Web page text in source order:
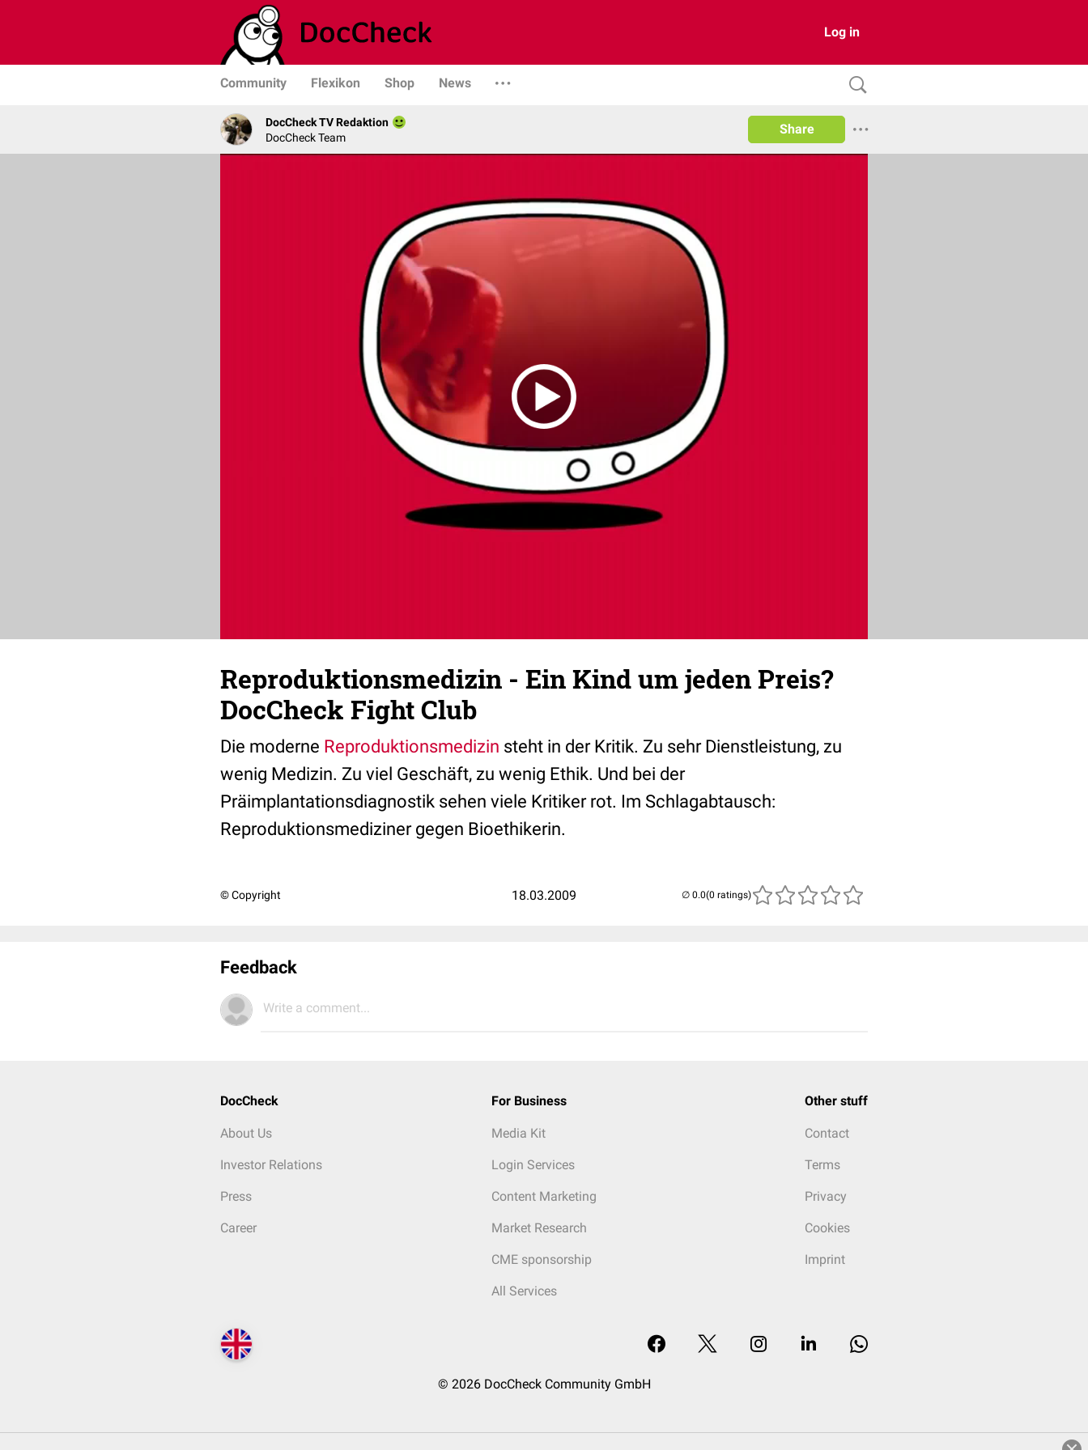
Log in
Community Flexikon Shop News
DocCheck TV Redaktion
DocCheck Team
Share
Reproduktionsmedizin - Ein Kind um jeden Preis?
DocCheck Fight Club
Die moderne Reproduktionsmedizin steht in der Kritik. Zu sehr Dienstleistung, zu
wenig Medizin. Zu viel Geschäft, zu wenig Ethik. Und bei der
Präimplantationsdiagnostik sehen viele Kritiker rot. Im Schlagabtausch:
Reproduktionsmediziner gegen Bioethikerin.
© Copyright 18.03.2009 (0 ratings)
Feedback
Write a comment...
DocCheck
About Us
Investor Relations
Press
Career
For Business
Media Kit
Login Services
Content Marketing
Market Research
CME sponsorship
All Services
Other stuff
Contact
Terms
Privacy
Cookies
Imprint
© 2026 DocCheck Community GmbH